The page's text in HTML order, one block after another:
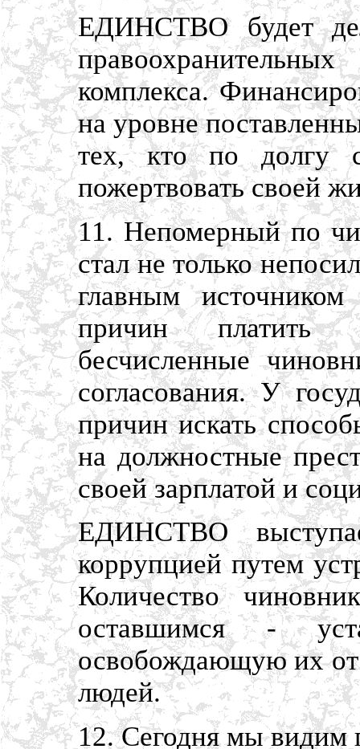
ЕДИНСТВО будет
комплекса.
на уровне
тех, кто по долгу
пожертвовать своей
11. Непомерный по
стал не только
главным
причин платить
бесчисленные
согласования. У
причин искать
на должностные
своей зарплатой и
ЕДИНСТВО
коррупцией путем
Количество
оставшимся -
освобождающую их от
людей.
12. Сегодня мы видим